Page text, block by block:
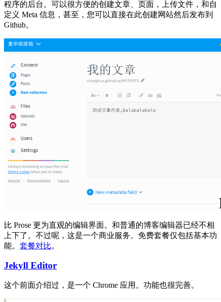
程序的后台。可以很方便的创建文章、页面，上传文件，和自
定义 Meta 信息，甚至，您可以直接在此创建网站然后发布到
Github。
比 Prose 更为直观的编辑界面。和普通的博客编辑器已经不相
上下了。不过呢，这是一个商业服务。免费套餐仅包括基本功
能。 套餐对比。
Jekyll Editor
这个前面介绍过，是一个 Chrome 应用。功能也很完善。